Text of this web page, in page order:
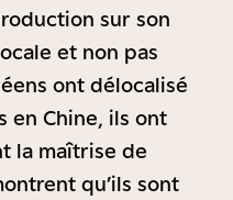
sur son
et non pas
ont délocalisé
en Chine, ils ont
la maîtrise de
qu’ils sont